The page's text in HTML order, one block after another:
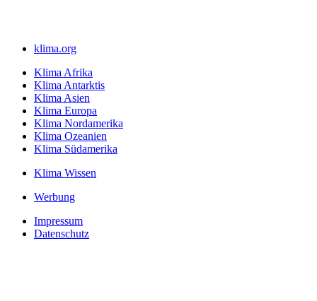
klima.org
Klima Afrika
Klima Antarktis
Klima Asien
Klima Europa
Klima Nordamerika
Klima Ozeanien
Klima Südamerika
Klima Wissen
Werbung
Impressum
Datenschutz